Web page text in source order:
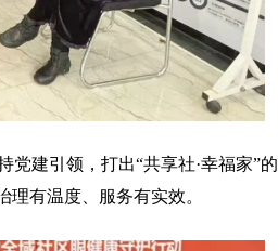
建引领，打出“共享社·幸福家”的
有温度、服务有实效。